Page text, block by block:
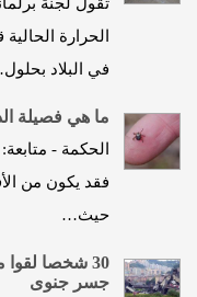
تقول لجنة
الحرارة
في البلاد
ما هي فصيلة
فقد يكون من
حيث…
30 شخصا
جسر جنوى